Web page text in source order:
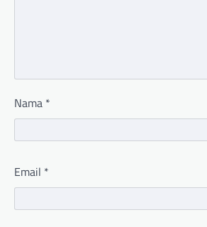
Nama *
Email *